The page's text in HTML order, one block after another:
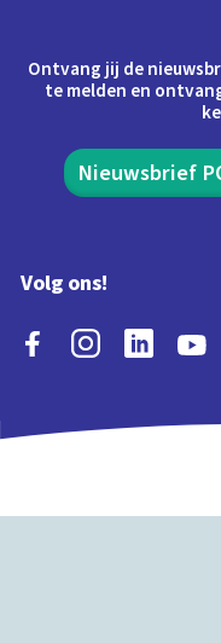
Ontvang jij de
te melden en
Nieuwsbrief
Volg ons!